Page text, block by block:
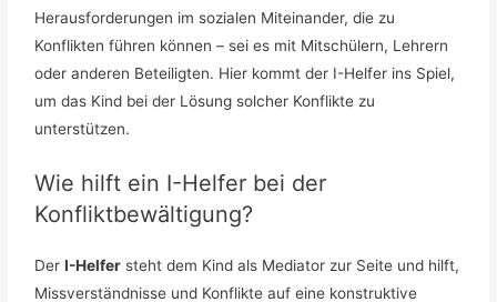
Herausforderungen im sozialen Miteinander, die zu
Konflikten führen können – sei es mit Mitschülern, Lehrern
oder anderen Beteiligten. Hier kommt der I-Helfer ins Spiel,
um das Kind bei der Lösung solcher Konflikte zu
unterstützen.
Wie hilft ein I-Helfer bei der
Konfliktbewältigung?
DerI-Helfer steht dem Kind als Mediator zur Seite und hilft,
Missverständnisse und Konflikte auf eine konstruktive